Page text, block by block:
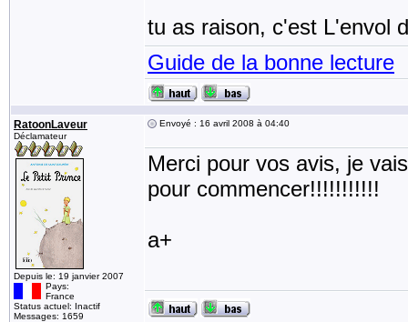
tu as raison, c'est L'envol
Guide de la bonne lecture
RatoonLaveur
Déclamateur
Depuis le: 19 janvier 2007
Pays:
France
Status actuel: Inactif
Messages: 1659
Envoyé : 16 avril 2008 à 04:40
Merci pour vos avis, je
pour commencer!!!!!!!!!!!
a+